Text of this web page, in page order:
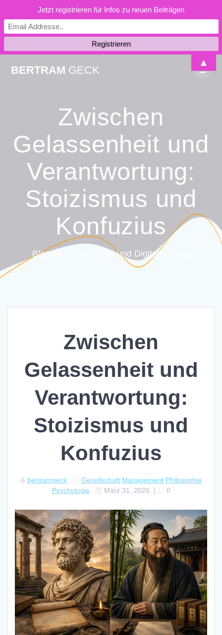
BERTRAM GECK
Zwischen
Gelassenheit und
Verantwortung:
Stoizismus und
Konfuzius
Blog für Gesellschaft und Digitalisierung
Zwischen
Gelassenheit und
Verantwortung:
Stoizismus und
Konfuzius
bertramgeck Gesellschaft Management Philosophie
Psychologie
März 31, 2026 | 0
Jetzt registrieren für Infos zu neuen Beiträgen
▲